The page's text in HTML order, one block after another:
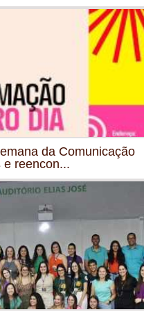
da Comunicação
e reencon...